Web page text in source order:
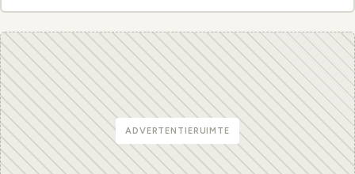
ADVERTENTIERUIMTE